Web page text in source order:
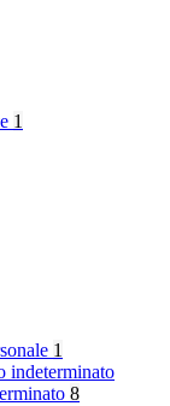
1
1
indeterminato
8